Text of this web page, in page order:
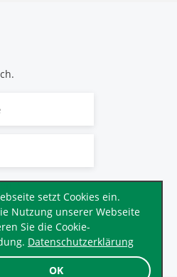
OK
setzt Cookies ein.
Nutzung unserer Webseite
Sie die Cookie-
Datenschutzerklärung
.*